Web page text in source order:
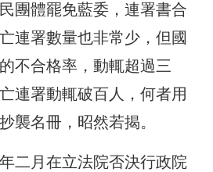
團體罷免藍委，連署書合
連署數量也非常少，但國
不合格率，動輒超過三
連署動輒破百人，何者用
襲名冊，昭然若揭。
二月在立法院否決行政院